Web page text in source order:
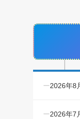
2026年8
2026年7